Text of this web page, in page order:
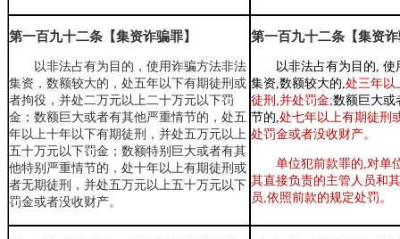
第一百九十二条【集资诈骗罪】
以非法占有为目的，使用诈骗方法非法
集资，数额较大的，处五年以下有期徒刑或
者拘役，并处二万元以上二十万元以下罚
金；数额巨大或者有其他严重情节的，处五
年以上十年以下有期徒刑，并处五万元以上
五十万元以下罚金；数额特别巨大或者有其
他特别严重情节的，处十年以上有期徒刑或
者无期徒刑，并处五万元以上五十万元以下
罚金或者没收财产。
第一百九十二条【集资
以非法占有为目的, 使
集资,数额较大的,处三年以
徒刑,并处罚金;数额巨大或
节的,处七年以上有期徒刑
处罚金或者没收财产。
单位犯前款罪的,对单
其直接负责的主管人员和
员,依照前款的规定处罚。